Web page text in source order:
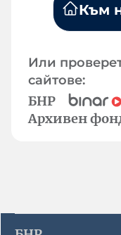
Към
Или
сайтове:
БНР
Архивен